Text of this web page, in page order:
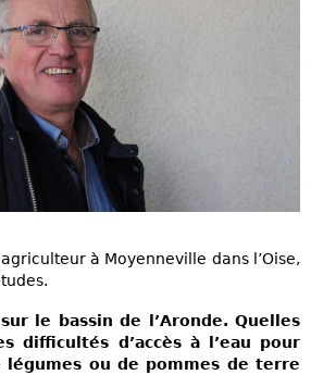
à Moyenneville dans l’Oise,
le bassin de l’Aronde. Quelles
difficultés d’accès à l’eau pour
légumes ou de pommes de terre